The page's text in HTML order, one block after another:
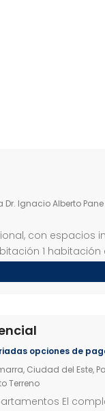
Ignacio Alberto Pane
con espacios
1
opciones de
Ciudad del Este,
Terreno
El